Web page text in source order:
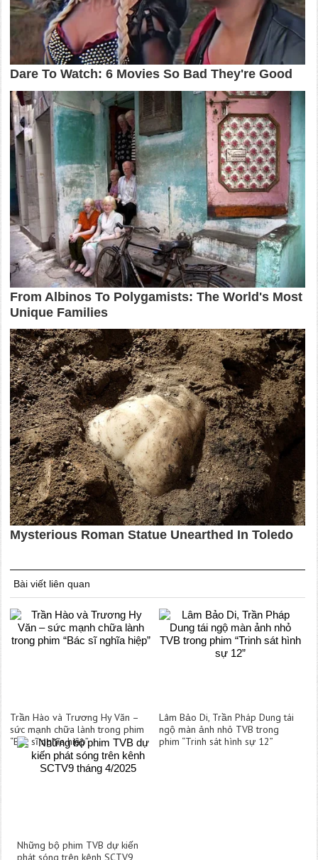
Bài viết liên quan
Trần Hào và Trương Hy Văn –
sức mạnh chữa lành trong phim
“Bác sĩ nghĩa hiệp”
Lâm Bảo Di, Trần Pháp Dung tái
ngộ màn ảnh nhỏ TVB trong
phim “Trinh sát hình sự 12”
Những bộ phim TVB dự kiến
phát sóng trên kênh SCTV9